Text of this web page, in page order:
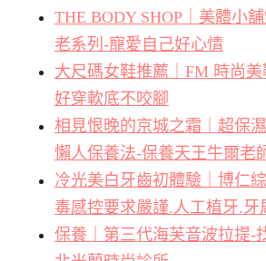
THE BODY SHOP｜美體小
老系列-寵愛自己好心情
大尺碼女鞋推薦｜FM 時尚
好穿軟底不咬腳
相見恨晚的京城之霜｜超保
懶人保養法-保養天王牛爾老
冷光美白牙齒初體驗｜博仁
毒感控要求嚴謹.人工植牙.牙
保養｜第三代海芙音波拉提-